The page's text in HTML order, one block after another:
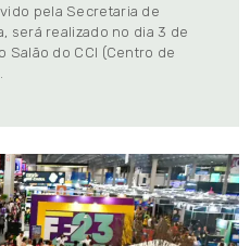
pela Secretaria de
será realizado no dia 3 de
Salão do CCI (Centro de